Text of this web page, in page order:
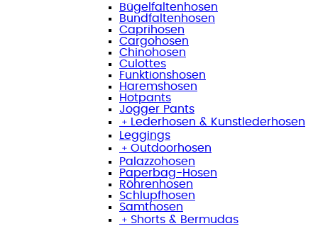
Bügelfaltenhosen
Bundfaltenhosen
Caprihosen
Cargohosen
Chinohosen
Culottes
Funktionshosen
Haremshosen
Hotpants
Jogger Pants
﹢
Lederhosen & Kunstlederhosen
Leggings
﹢ Outdoorhosen
Palazzohosen
Paperbag-Hosen
Röhrenhosen
Schlupfhosen
Samthosen
﹢ Shorts & Bermudas